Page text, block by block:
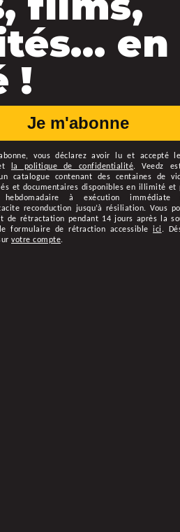
en
!
Je m'abonne
, vous déclarez avoir lu et accepté
la politique de confidentialité.Veedz
catalogue contenant des centaines de
et documentaires disponibles en illimité et
hebdomadaire à exécution immédiate
reconduction jusqu’à résiliation. Vous
de rétractation pendant 14 jours après la
formulaire de rétraction accessibleici.
votre compte.